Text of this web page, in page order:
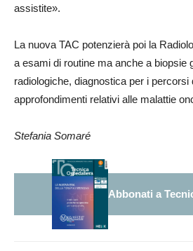
assistite».
La nuova TAC potenzierà poi la
a esami di routine ma anche a biopsie
radiologiche, diagnostica per i percorsi
approfondimenti relativi alle malattie
Stefania Somaré
Abbonati a